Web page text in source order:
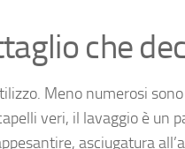
che
Meno numerosi
veri, il lavaggio è un
asciugatura